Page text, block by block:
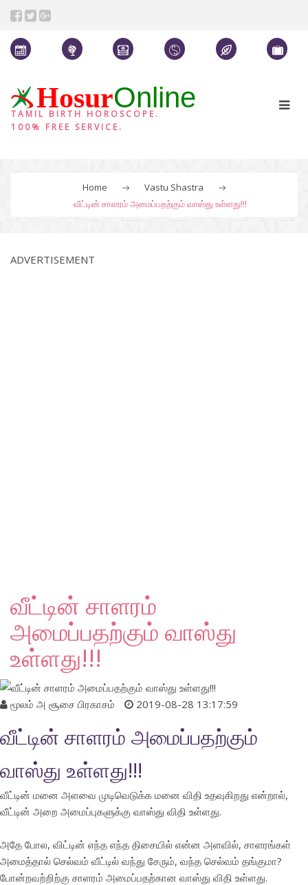
HosurOnline
TAMIL BIRTH HOROSCOPE.
100% FREE SERVICE.
Home
Vastu Shastra
வீட்டின் சாளரம் அமைப்பதற்கும் வாஸ்து உள்ளது!!!
ADVERTISEMENT
வீட்டின் சாளரம்
அமைப்பதற்கும் வாஸ்து
உள்ளது!!!
மூலம் அ சூசை பிரகாசம் 2019-08-28 13:17:59
வீட்டின் சாளரம் அமைப்பதற்கும்
வாஸ்து உள்ளது!!!
வீட்டின் மனை அளவை முடிவெடுக்க மனை விதி உதவுகிறது என்றால்,
வீட்டின் அறை அமைப்புகளுக்கு வாஸ்து விதி உள்ளது.
அதே போல, விட்டின் எந்த எந்த திசையில் என்ன அளவில், சாளரங்கள்
அமைத்தால் செல்வம் வீட்டில் வந்து சேரும், வந்த செல்வம் தங்குமா?
போன்றவற்றிற்கு சாளரம் அமைப்பதற்கான வாஸ்து விதி உள்ளது.